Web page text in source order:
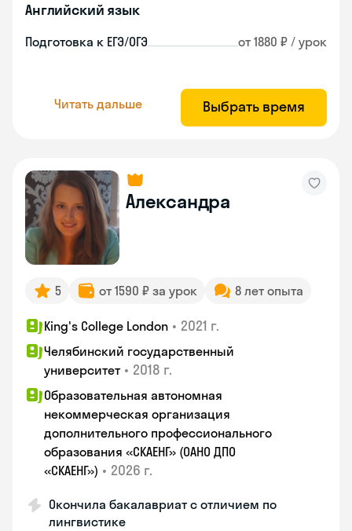
Английский язык
Подготовка к ЕГЭ/ОГЭ от 1880 ₽ / урок
Читать дальше Выбрать время
Александра
5 от 1590 ₽ за урок 8 лет опыта
King's College London • 2021 г.
Челябинский государственный
университет • 2018 г.
Образовательная автономная
некоммерческая организация
дополнительного профессионального
образования «СКАЕНГ» (ОАНО ДПО
«СКАЕНГ») • 2026 г.
Окончила бакалавриат с отличием по
лингвистике